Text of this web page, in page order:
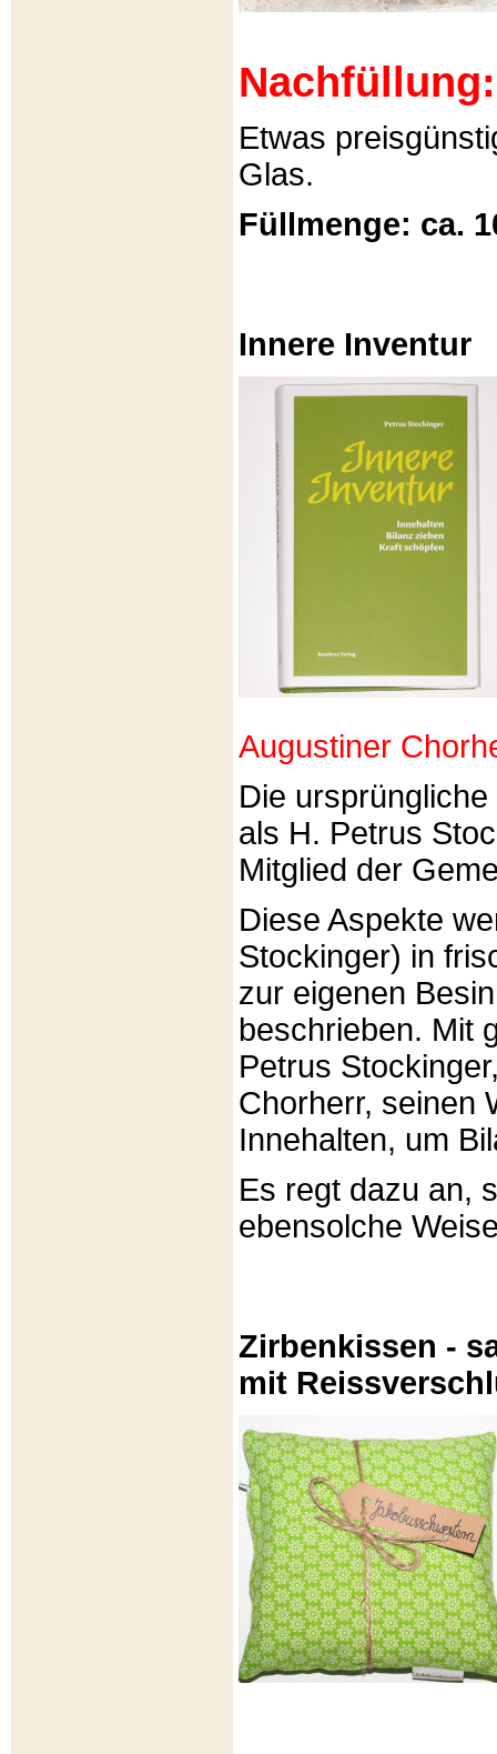
Etwas
Glas.
Füllmenge: ca.
Innere Inventur
Augustiner
Die
als H. Petrus
Mitglied der
Diese Aspekte
Stockinger) in
zur eigenen
beschrieben. Mit
Petrus
Chorherr, seinen
Innehalten, um
Es regt dazu an,
ebensolche
Zirbenkissen -
mit